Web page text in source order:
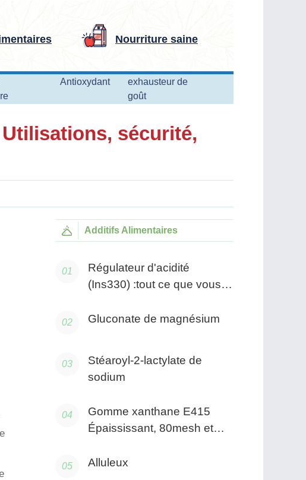
Nourriture saine
Antioxydant
exhausteur de
goût
sécurité,
Additifs Alimentaires
Régulateur d'acidité
(Ins330) :tout ce que vous
Gluconate de magnésium
Stéaroyl-2-lactylate de
sodium
Gomme xanthane E415
Épaississant, 80mesh et
Alluleux